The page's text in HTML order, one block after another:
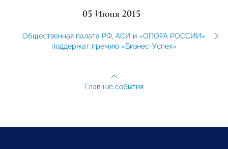
05 Июня 2015
Общественная палата РФ, АСИ и «ОПОРА РОССИИ»
поддержат премию «Бизнес-Успех»
Главные события